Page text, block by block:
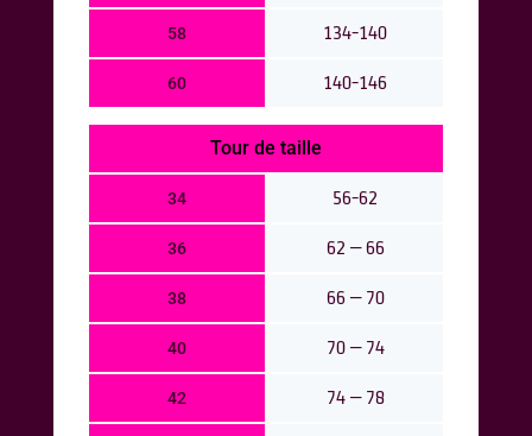
58
60
134-140
140-146
34
36
38
40
42
Tour de taille
56-62
62 – 66
66 – 70
70 – 74
74 – 78